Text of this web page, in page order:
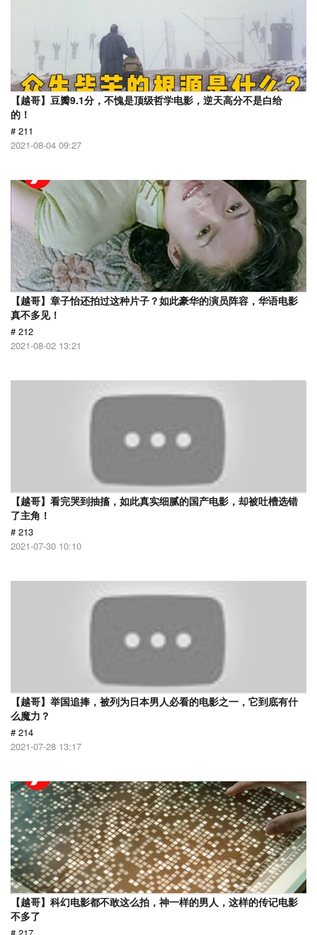
【越哥】豆瓣9.1分，不愧是顶级哲学电影，逆天高分不是白给
的！
# 211
2021-08-04 09:27
【越哥】章子怡还拍过这种片子？如此豪华的演员阵容，华语电影
真不多见！
# 212
2021-08-02 13:21
【越哥】看完哭到抽搐，如此真实细腻的国产电影，却被吐槽选错
了主角！
# 213
2021-07-30 10:10
【越哥】举国追捧，被列为日本男人必看的电影之一，它到底有什
么魔力？
# 214
2021-07-28 13:17
【越哥】科幻电影都不敢这么拍，神一样的男人，这样的传记电影
不多了